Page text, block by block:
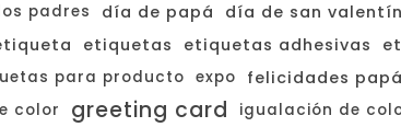
padres día de papá día de san valentín
etiquetas etiquetas adhesivas
para producto expo felicidades papá
color greeting card igualación de